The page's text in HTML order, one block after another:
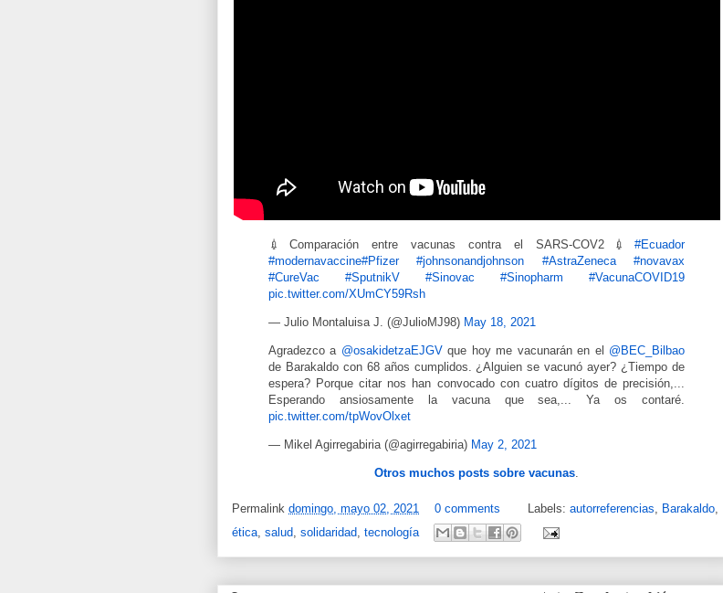
💉Comparación entre vacunas contra el SARS-COV2💉 #Ecuador
#modernavaccine#Pfizer #johnsonandjohnson #AstraZeneca
#novavax
#CureVac
#SputnikV #Sinovac #Sinopharm
#VacunaCOVID19
pic.twitter.com/XUmCY59Rsh
— Julio Montaluisa J. (@JulioMJ98) May 18, 2021
Agradezco a @osakidetzaEJGVque hoy me vacunarán en el @BEC_Bilbao
de Barakaldo con 68 años cumplidos. ¿Alguien se vacunó ayer? ¿Tiempo de
espera? Porque citar nos han convocado con cuatro dígitos de precisión,...
Esperando ansiosamente la vacuna que sea,... Ya os contaré.
pic.twitter.com/tpWovOlxet
— Mikel Agirregabiria (@agirregabiria) May 2, 2021
Otros muchos posts sobre vacunas.
Permalink domingo, mayo 02, 2021 0 comments Labels: autorreferencias Barakaldo
ética salud solidaridad tecnología